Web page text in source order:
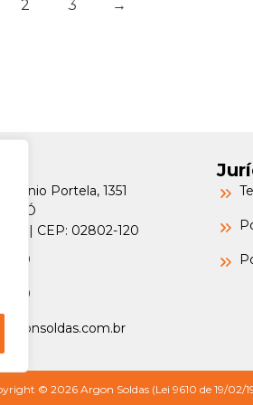
2 3 →
Portela, 1351
do Ó
SP | CEP: 02802-120
© 2026 Argon Soldas (Lei 9610 de 19/02/